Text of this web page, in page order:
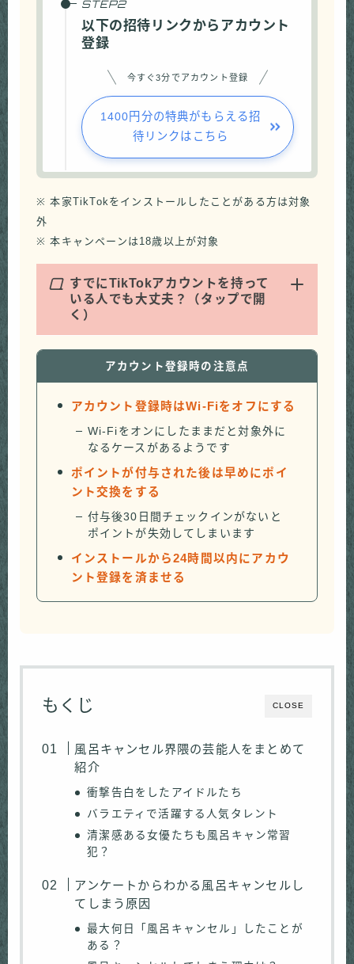
以下の招待リンクからアカウント
登録
今すぐ3分でアカウント登録
1400円分の特典がもらえる招
待リンクはこちら
※ 本家TikTokをインストールしたことがある方は対象
外
※ 本キャンペーンは18歳以上が対象
Q すでにTikTokアカウントを持って
いる人でも大丈夫？（タップで開
く）
アカウント登録時の注意点
アカウント登録時はWi-Fiをオフにする
Wi-Fiをオンにしたままだと対象外に
なるケースがあるようです
ポイントが付与された後は早めにポイ
ント交換をする
付与後30日間チェックインがないと
ポイントが失効してしまいます
インストールから24時間以内にアカウ
ント登録を済ませる
CLOSE
もくじ
風呂キャンセル界隈の芸能人をまとめて
紹介
衝撃告白をしたアイドルたち
バラエティで活躍する人気タレント
清潔感ある女優たちも風呂キャン常習
犯？
アンケートからわかる風呂キャンセルし
てしまう原因
最大何日「風呂キャンセル」したことが
ある？